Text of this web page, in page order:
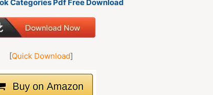
Categories Pdf Free Download
[Quick Download]